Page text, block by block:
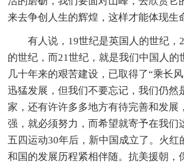
来去争创人生的辉煌，这样才能体现生
有人说，19世纪是英国人的世纪，
的世纪，而21世纪，就是我们中国人的
几十年来的艰苦建设，已取得了“乘长
迅猛发展，但我们不要忘记，我们仍然
家，还有许许多多地方有待完善和发展
强，就必须努力，而希望就寄予在我们
五四运动30年后，新中国成立了。火红
和国的发展历程紧相伴随。抗美援朝，